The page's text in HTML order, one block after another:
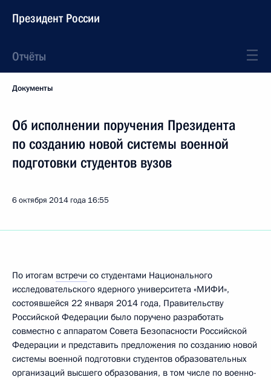
Президент России
Отчёты
Документы
Об исполнении поручения Президента
по созданию новой системы военной
подготовки студентов вузов
6 октября 2014 года 16:55
По итогам встречи со студентами Национального
исследовательского ядерного университета «МИФИ»,
состоявшейся 22 января 2014 года, Правительству
Российской Федерации было поручено разработать
совместно с аппаратом Совета Безопасности Российской
Федерации и представить предложения по созданию новой
системы военной подготовки студентов образовательных
организаций высшего образования, в том числе по военно-